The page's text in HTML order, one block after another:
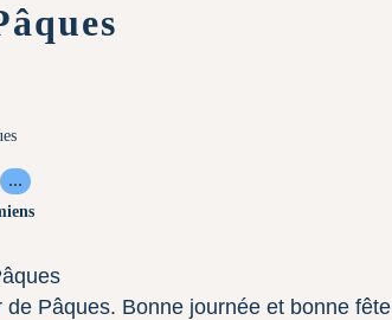
…
Pâques. Bonne journée et bonne fête